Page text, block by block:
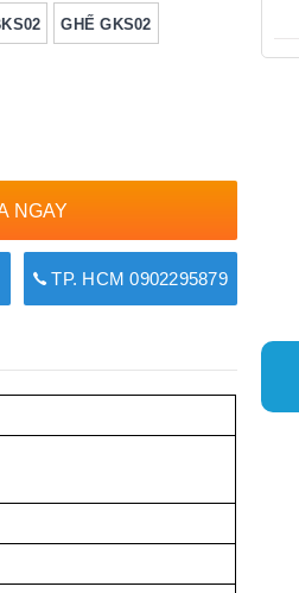
GHẾ GKS02
NGAY
TP. HCM 0902295879